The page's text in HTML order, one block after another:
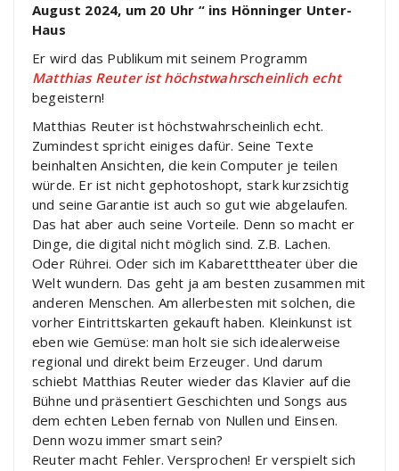
August 2024, um 20 Uhr “ ins Hönninger Unter-
Haus
Er wird das Publikum mit seinem Programm
Matthias Reuter ist höchstwahrscheinlich echt
begeistern!
Matthias Reuter ist höchstwahrscheinlich echt.
Zumindest spricht einiges dafür. Seine Texte
beinhalten Ansichten, die kein Computer je teilen
würde. Er ist nicht gephotoshopt, stark kurzsichtig
und seine Garantie ist auch so gut wie abgelaufen.
Das hat aber auch seine Vorteile. Denn so macht er
Dinge, die digital nicht möglich sind. Z.B. Lachen.
Oder Rührei. Oder sich im Kabaretttheater über die
Welt wundern. Das geht ja am besten zusammen mit
anderen Menschen. Am allerbesten mit solchen, die
vorher Eintrittskarten gekauft haben. Kleinkunst ist
eben wie Gemüse: man holt sie sich idealerweise
regional und direkt beim Erzeuger. Und darum
schiebt Matthias Reuter wieder das Klavier auf die
Bühne und präsentiert Geschichten und Songs aus
dem echten Leben fernab von Nullen und Einsen.
Denn wozu immer smart sein?
Reuter macht Fehler. Versprochen! Er verspielt sich